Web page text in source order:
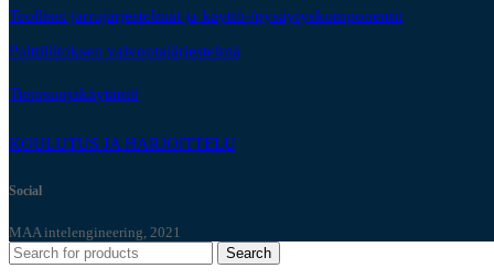
Teolliset jarrujärjestelmät ja käyttö-/pysäytyskomponentit
Pulttiliitoksen valvontajärjestelmä
Tietosuojakäytäntö
KOULUTUS JA HARJOITTELU
Social
MAA intelengineering, 2021
Search